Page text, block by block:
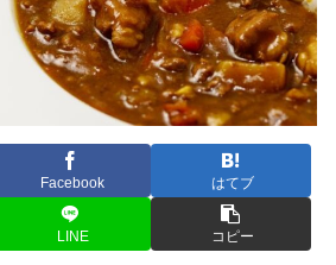
Facebook はてブ
LINE コピー